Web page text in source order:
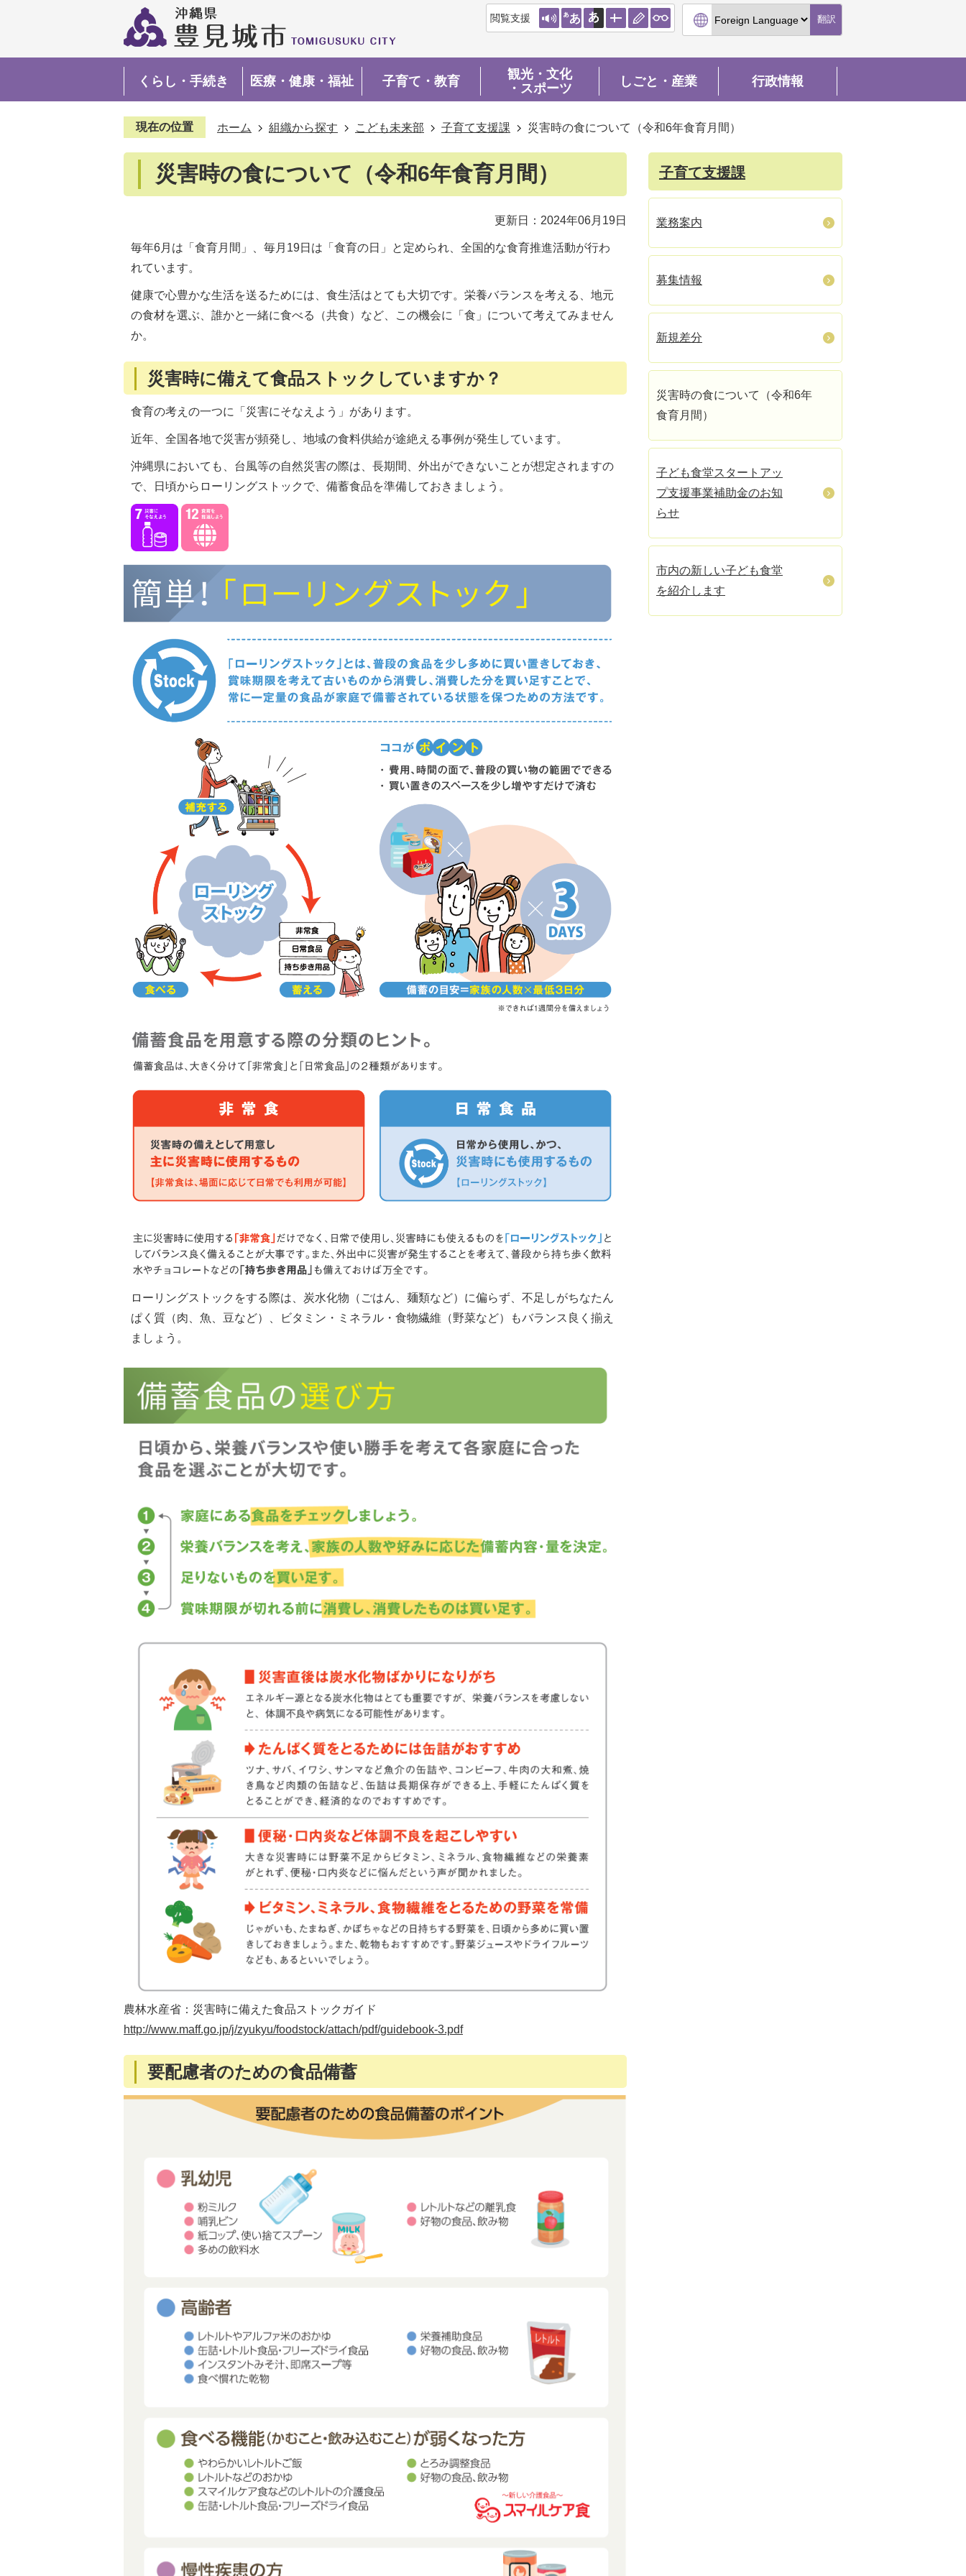
閲覧支援 翻訳
くらし・手続き 医療・健康・福祉 子育て・教育
観光・文化
・スポーツ
しごと・産業 行政情報
現在の位置 ホーム 組織から探す こども未来部 子育て支援課 災害時の食について（令和6年食育月間）
災害時の食について（令和6年食育月間）
更新日：2024年06月19日
毎年6月は「食育月間」、毎月19日は「食育の日」と定められ、全国的な食育推進活動が行わ
れています。
健康で心豊かな生活を送るためには、食生活はとても大切です。栄養バランスを考える、地元
の食材を選ぶ、誰かと一緒に食べる（共食）など、この機会に「食」について考えてみません
か。
災害時に備えて食品ストックしていますか？
食育の考えの一つに「災害にそなえよう」があります。
近年、全国各地で災害が頻発し、地域の食料供給が途絶える事例が発生しています。
沖縄県においても、台風等の自然災害の際は、長期間、外出ができないことが想定されますの
で、日頃からローリングストックで、備蓄食品を準備しておきましょう。
ローリングストックをする際は、炭水化物（ごはん、麺類など）に偏らず、不足しがちなたん
ぱく質（肉、魚、豆など）、ビタミン・ミネラル・食物繊維（野菜など）もバランス良く揃え
ましょう。
農林水産省：災害時に備えた食品ストックガイド
http://www.maff.go.jp/j/zyukyu/foodstock/attach/pdf/guidebook-3.pdf
要配慮者のための食品備蓄
子育て支援課
業務案内
募集情報
新規差分
災害時の食について（令和6年
食育月間）
子ども食堂スタートアッ
プ支援事業補助金のお知
らせ
市内の新しい子ども食堂
を紹介します